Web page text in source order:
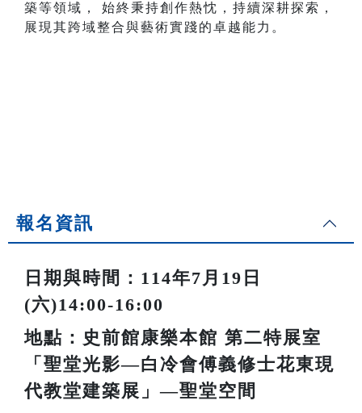
築等領域， 始終秉持創作熱忱，持續深耕探索，
展現其跨域整合與藝術實踐的卓越能力。
報名資訊
日期與時間：114年7月19日
(六)14:00-16:00
地點：史前館康樂本館 第二特展室
「聖堂光影—白冷會傅義修士花東現
代教堂建築展」—聖堂空間